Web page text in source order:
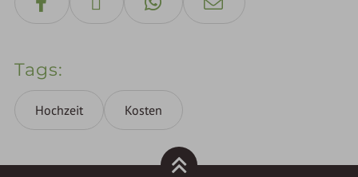
Tags
Hochzeit Kosten